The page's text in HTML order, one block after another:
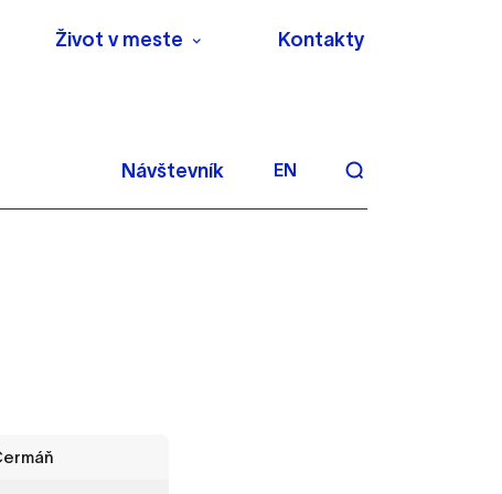
Život v meste Kontakty
Návštevník EN
aktivite a preferenciách.
alebo aby sa uložila